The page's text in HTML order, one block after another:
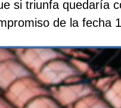
si triunfa quedaría
de la fecha